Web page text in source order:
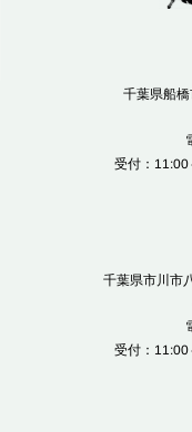
千葉県船
受付：11:00
千葉県市川市
受付：11:00